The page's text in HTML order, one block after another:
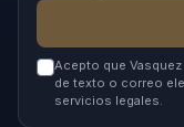
Acepto que Vasquez
de texto o correo
servicios legales.